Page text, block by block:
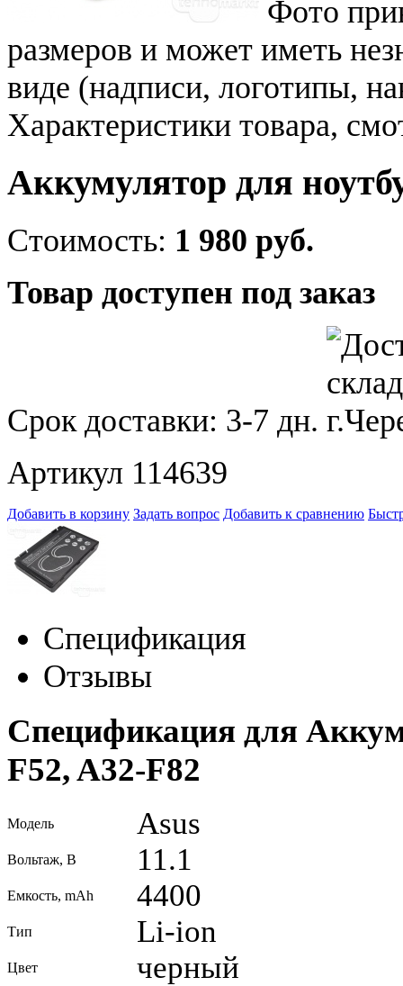
Фото
размеров и может иметь
виде (надписи, логотипы,
Характеристики товара,
Аккумулятор для
Стоимость: 1 980 руб.
Товар доступен под заказ
Срок доставки: 3-7 дн.
Артикул 114639
Добавить в корзину Задать вопрос Добавить к сравнению
Спецификация
Отзывы
Спецификация для
F52, A32-F82
Модель Asus
Вольтаж, В 11.1
Емкость, mAh 4400
Тип Li-ion
Цвет черный